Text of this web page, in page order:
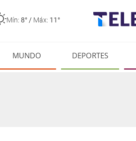
Mín: 8° / Máx: 11°
MUNDO DEPORTES